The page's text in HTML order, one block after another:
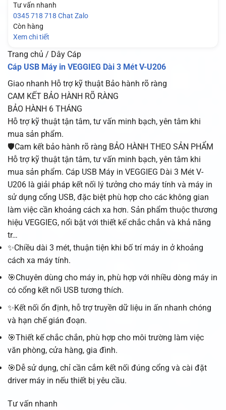
Tư vấn nhanh
0345 718 718 Chat Zalo
Còn hàng
Xem chi tiết
Trang chủ / Dây Cáp
Cáp USB Máy in VEGGIEG Dài 3 Mét V-U206
Giao nhanh Hỗ trợ kỹ thuật Bảo hành rõ ràng
CAM KẾT BẢO HÀNH RÕ RÀNG
BẢO HÀNH 6 THÁNG
Hỗ trợ kỹ thuật tận tâm, tư vấn minh bạch, yên tâm khi
mua sản phẩm.
🛡️Cam kết bảo hành rõ ràng BẢO HÀNH THEO SẢN PHẨM
Hỗ trợ kỹ thuật tận tâm, tư vấn minh bạch, yên tâm khi
mua sản phẩm. Cáp USB Máy in VEGGIEG Dài 3 Mét V-
U206 là giải pháp kết nối lý tưởng cho máy tính và máy in
sử dụng cổng USB, đặc biệt phù hợp cho các không gian
làm việc cần khoảng cách xa hơn. Sản phẩm thuộc thương
hiệu VEGGIEG, nổi bật với thiết kế chắc chắn và khả năng
tr…
✨Chiều dài 3 mét, thuận tiện khi bố trí máy in ở khoảng
cách xa máy tính.
🎯Chuyên dùng cho máy in, phù hợp với nhiều dòng máy in
có cổng kết nối USB tương thích.
✨Kết nối ổn định, hỗ trợ truyền dữ liệu in ấn nhanh chóng
và hạn chế gián đoạn.
🎯Thiết kế chắc chắn, phù hợp cho môi trường làm việc
văn phòng, cửa hàng, gia đình.
🎯Dễ sử dụng, chỉ cần cắm kết nối đúng cổng và cài đặt
driver máy in nếu thiết bị yêu cầu.
Tư vấn nhanh